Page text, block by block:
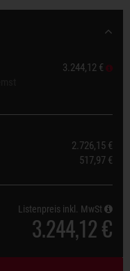
3.244,12 €
2.726,15 €
517,97 €
Listenpreis inkl. MwSt
3.244,12 €